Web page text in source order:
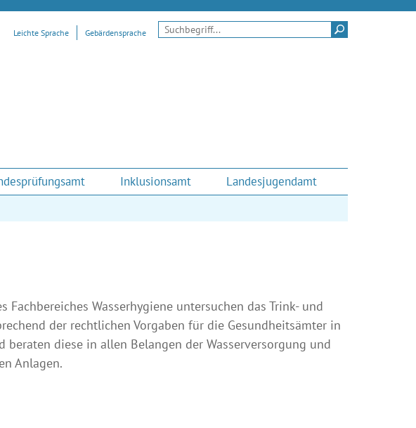
Leichte Sprache Gebärdensprache Suchen
Inklusionsamt Landesjugendamt
Fachbereiches Wasserhygiene untersuchen das Trink- und
der rechtlichen Vorgaben für die Gesundheitsämter in
beraten diese in allen Belangen der Wasserversorgung und
Anlagen.